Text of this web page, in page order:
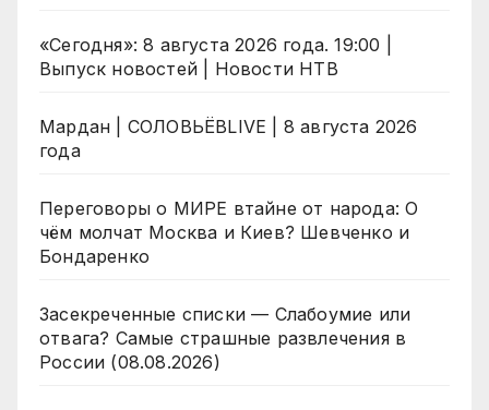
«Сегодня»: 8 августа 2026 года. 19:00 |
Выпуск новостей | Новости НТВ
Мардан | СОЛОВЬЁВLIVE | 8 августа 2026
года
Переговоры о МИРЕ втайне от народа: О
чём молчат Москва и Киев? Шевченко и
Бондаренко
Засекреченные списки — Слабоумие или
отвага? Самые страшные развлечения в
России (08.08.2026)